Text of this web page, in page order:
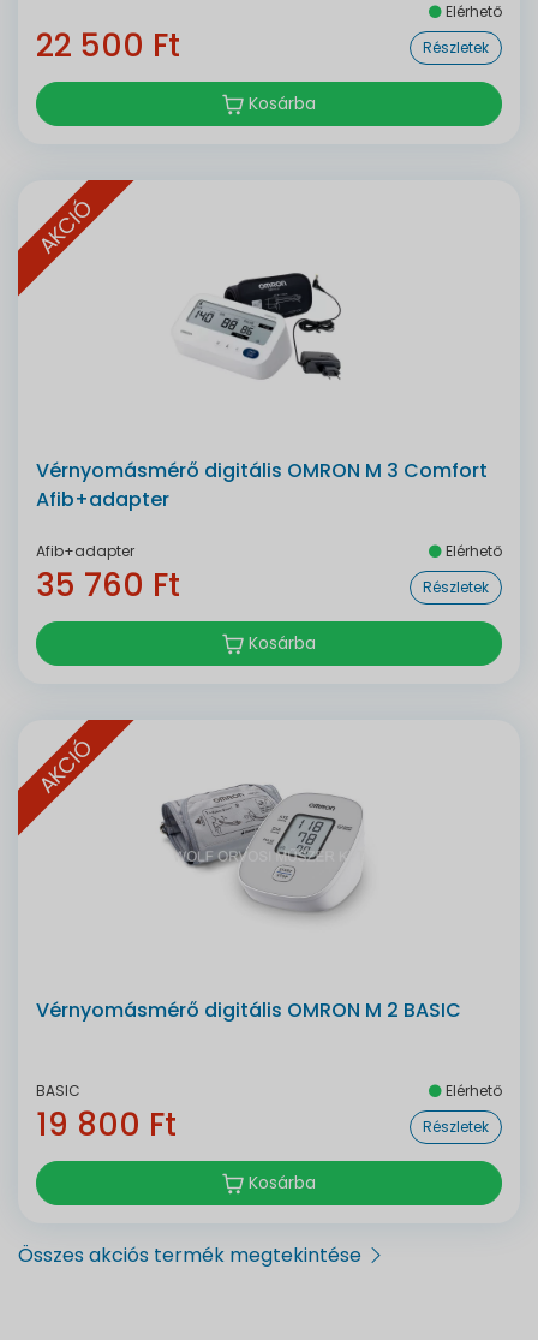
Elérhető
22 500 Ft Részletek
Kosárba
AKCIÓ
Vérnyomásmérő digitális OMRON M 3 Comfort
Afib+adapter
Afib+adapter Elérhető
35 760 Ft Részletek
Kosárba
AKCIÓ
Vérnyomásmérő digitális OMRON M 2 BASIC
BASIC Elérhető
19 800 Ft Részletek
Kosárba
Összes akciós termék megtekintése